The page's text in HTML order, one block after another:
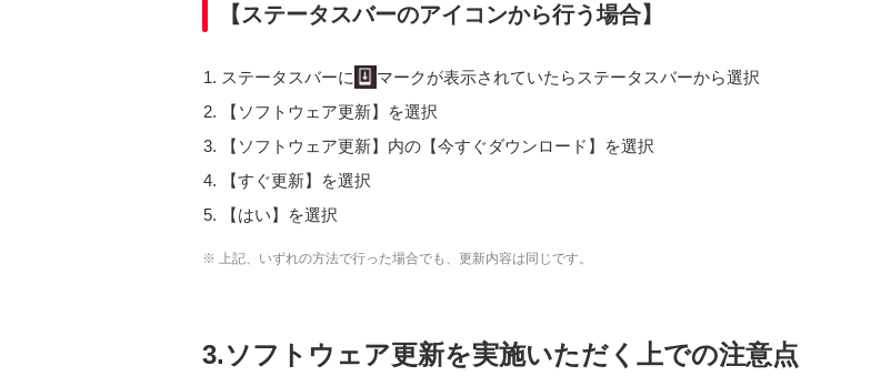
【ステータスバーのアイコンから行う場合】
ステータスバーに
マークが表示されていたらステータスバーから選択
【ソフトウェア更新】を選択
【ソフトウェア更新】内の【今すぐダウンロード】を選択
【すぐ更新】を選択
【はい】を選択
※ 上記、いずれの方法で行った場合でも、更新内容は同じです。
3.ソフトウェア更新を実施いただく上での注意点